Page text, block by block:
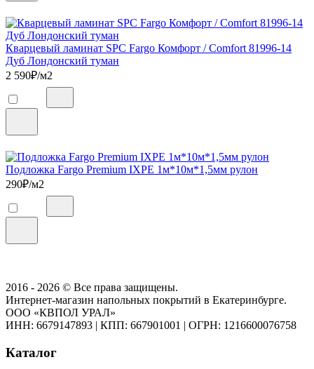
Кварцевый ламинат SPC Fargo Комфорт / Comfort 81996-14
Дуб Лондонский туман
2 590₽/м2
Подложка Fargo Premium IXPE 1м*10м*1,5мм рулон
290₽/м2
2016 - 2026 © Все права защищены.
Интернет-магазин напольных покрытий в Екатеринбурге.
ООО «КВПОЛ УРАЛ»
ИНН: 6679147893 | КПП: 667901001 | ОГРН: 1216600076758
Каталог